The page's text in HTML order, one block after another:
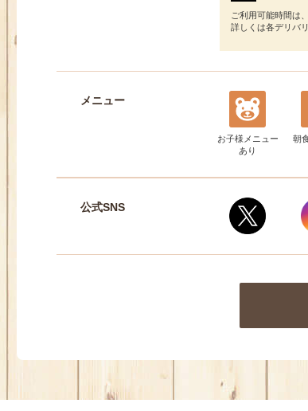
ご利用可能時間は
詳しくは各デリバ
メニュー
お子様メニュー
あり
朝
公式SNS